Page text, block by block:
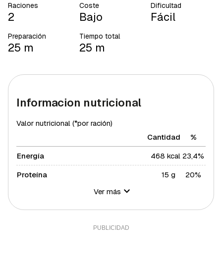
Raciones
2
Coste
Bajo
Dificultad
Fácil
Preparación
25 m
Tiempo total
25 m
Informacion nutricional
Valor nutricional (*por ración)
Cantidad
%
Energía
468 kcal 23,4%
Proteína
15 g
20%
Azúcares
13 g
26%
Ver más